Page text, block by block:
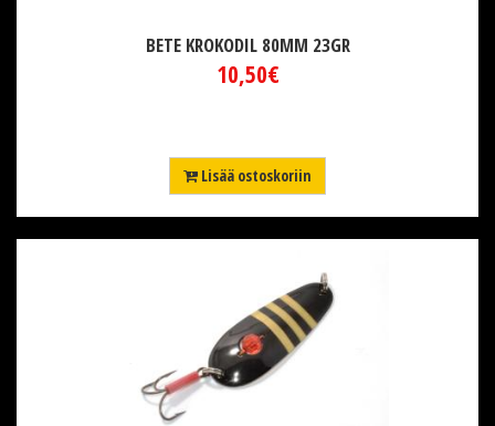
BETE KROKODIL 80MM 23GR
10,50€
Lisää ostoskoriin